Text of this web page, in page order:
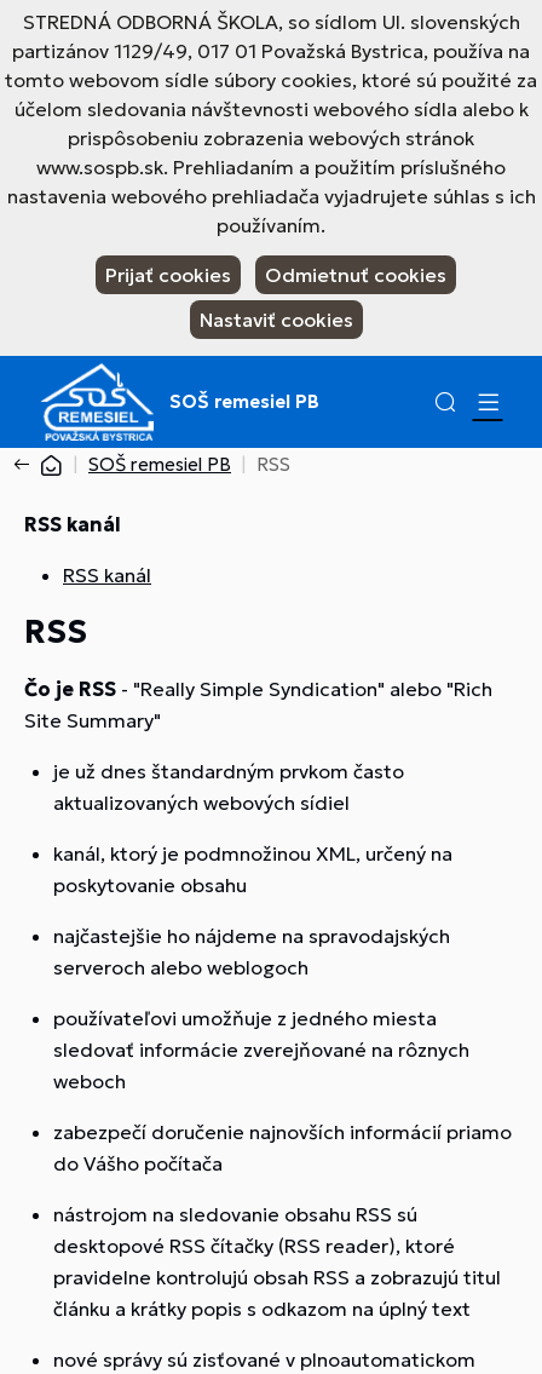
STREDNÁ ODBORNÁ ŠKOLA, so sídlom Ul. slovenských
partizánov 1129/49, 017 01 Považská Bystrica, používa na
tomto webovom sídle súbory cookies, ktoré sú použité za
účelom sledovania návštevnosti webového sídla alebo k
prispôsobeniu zobrazenia webových stránok
www.sospb.sk. Prehliadaním a použitím príslušného
nastavenia webového prehliadača vyjadrujete súhlas s ich
používaním.
Prijať cookies
Odmietnuť cookies
Nastaviť cookies
SOŠ remesiel PB
SOŠ remesiel PB RSS
RSS kanál
RSS kanál
RSS
Čo je RSS - "Really Simple Syndication" alebo "Rich
Site Summary"
je už dnes štandardným prvkom často
aktualizovaných webových sídiel
kanál, ktorý je podmnožinou XML, určený na
poskytovanie obsahu
najčastejšie ho nájdeme na spravodajských
serveroch alebo weblogoch
používateľovi umožňuje z jedného miesta
sledovať informácie zverejňované na rôznych
weboch
zabezpečí doručenie najnovších informácií priamo
do Vášho počítača
nástrojom na sledovanie obsahu RSS sú
desktopové RSS čítačky (RSS reader), ktoré
pravidelne kontrolujú obsah RSS a zobrazujú titul
článku a krátky popis s odkazom na úplný text
nové správy sú zisťované v plnoautomatickom